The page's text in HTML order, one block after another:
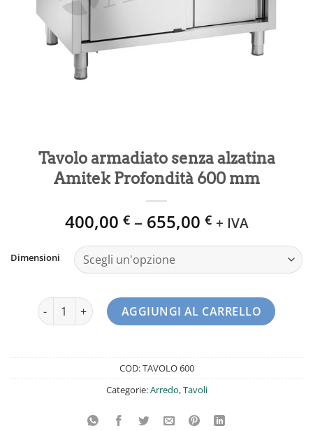
Tavolo armadiato senza alzatina
Amitek Profondità 600 mm
400,00 €– 655,00 € + IVA
Dimensioni
Tavolo armadiato senza alzatina Amitek Profondità 600
AGGIUNGI AL CARRELLO
COD:TAVOLO 600
Categorie:Arredo,Tavoli